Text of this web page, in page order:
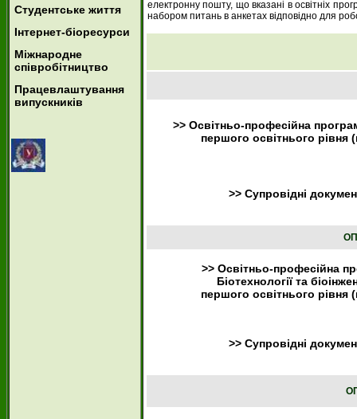
Студентське життя
Інтернет-біоресурси
Міжнародне
співробітництво
Працевлаштування
випускників
електронну пошту, що вказані в освітніх
набором питань в анкетах відповідно для
>> Освітньо-професійна
першого освітнього рівня
>> Супровідні
>> Освітньо-професійна
Біотехнології та
першого освітнього рівня
>> Супровідні